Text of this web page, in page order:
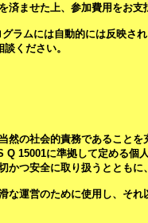
済ませた上、参加費用をお支
ラムには自動的には反映され
談ください。
然の社会的責務であることを
15001に準拠して定める個
つ安全に取り扱うとともに
運営のために使用し、それ